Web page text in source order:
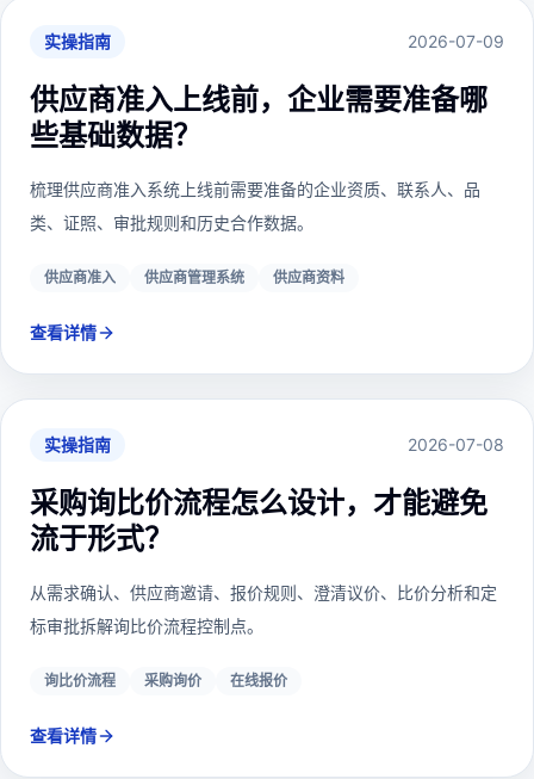
实操指南 2026-07-09
供应商准入上线前，企业需要准备哪
些基础数据？
梳理供应商准入系统上线前需要准备的企业资质、联系人、品
类、证照、审批规则和历史合作数据。
供应商准入 供应商管理系统 供应商资料
查看详情
实操指南 2026-07-08
采购询比价流程怎么设计，才能避免
流于形式？
从需求确认、供应商邀请、报价规则、澄清议价、比价分析和定
标审批拆解询比价流程控制点。
询比价流程 采购询价 在线报价
查看详情